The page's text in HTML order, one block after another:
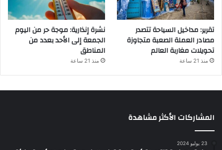
تقرير: مداخيل السياحة تتصدر
مصادر العملة الصعبة متجاوزة
تحويلات مغاربة العالم
منذ 21 ساعة
نشرة إنذارية: موجة حر من اليوم
الجمعة إلى الأحد بعدد من
المناطق
منذ 21 ساعة
المشاركات الأكثر مشاهدة
23 يوليو 2024